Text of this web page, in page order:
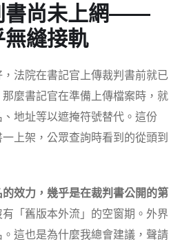
書尚未上網——
縫接軌
法院在書記官上傳裁判書前就已
麼書記官在準備上傳檔案時，就
地址等以遮掩符號替代。這份
一上架，公眾查詢時看到的從頭到
的效力，幾乎是在裁判書公開的第
有「舊版本外流」的空窗期。外界
這也是為什麼我總會建議，聲請